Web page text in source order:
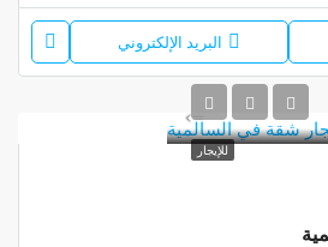
البريد الإلكتروني
للإيجار